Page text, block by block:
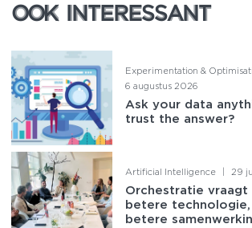
OOK INTERESSANT
OOK INTERESSANT
Experimentation &
6 augustus 2026
Ask your data
trust the answer?
Artificial Intelligence 29
Orchestratie
betere technologie,
betere